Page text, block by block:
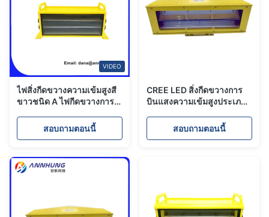
VIDEO
ไฟสิ่งกีดขวางความเข้มสูงสี
ขาวชนิด A ไฟกีดขวางการ
สอบถามตอนนี้
CREE LED สิ่งกีดขวางการ
บินแสงความเข้มสูงประเภท
สอบถามตอนนี้